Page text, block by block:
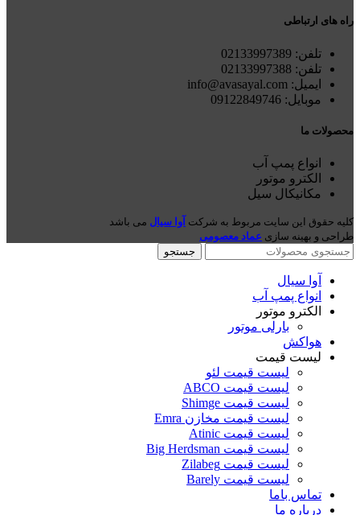
راه های ارتباطی
تلفن: 021 33997389
تلفن:
ایمیل: info@avasayal.com
موبایل: 09122849746
محصولات ما
انواع پمپ آب
الکترو موتور
مکانیکال سیل
کلیه حقوق این سایت مربوط به شرکت آوا سیال می باشد
طراحی و بهینه سازی عماد معصومی
جستجو
آوا سیال
انواع پمپ آب
الکترو موتور
بارلی موتور
هواکش
لیست قیمت
لیست قیمت لئو
لیست قیمت ABCO
لیست قیمت Shimge
لیست قیمت مخازن Emra
لیست قیمت Atinic
لیست قیمت Big Herdsman
لیست قیمت Zilabeg
لیست قیمت Barely
تماس باما
درباره ما